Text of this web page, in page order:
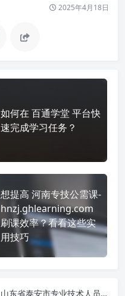
2025年4月18日
如何在 百通学堂 平台快
速完成学习任务？
想提高 河南专技公需课-
hnzj.ghlearning.com
刷课效率？看看这些实
用技巧
山东省泰安市专业技术人员公需课-sdta-gxk.yxlearning.com 刷课也能轻松过！简单技巧大公开